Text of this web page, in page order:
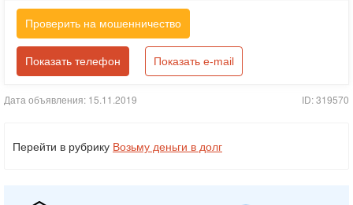
Проверить на мошенничество
Показать телефон Показать e-mail
Дата объявления: 15.11.2019 ID: 319570
Перейти в рубрику Возьму деньги в долг